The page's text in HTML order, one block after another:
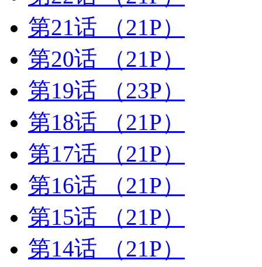
第21话
（21P）
第20话
（21P）
第19话
（23P）
第18话
（21P）
第17话
（21P）
第16话
（21P）
第15话
（21P）
第14话
（21P）